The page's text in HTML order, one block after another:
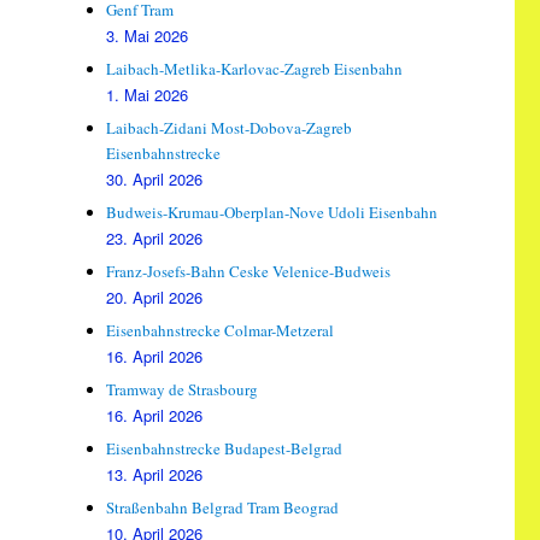
Genf Tram
3. Mai 2026
Laibach-Metlika-Karlovac-Zagreb Eisenbahn
1. Mai 2026
Laibach-Zidani Most-Dobova-Zagreb
Eisenbahnstrecke
30. April 2026
Budweis-Krumau-Oberplan-Nove Udoli Eisenbahn
23. April 2026
Franz-Josefs-Bahn Ceske Velenice-Budweis
20. April 2026
Eisenbahnstrecke Colmar-Metzeral
16. April 2026
Tramway de Strasbourg
16. April 2026
Eisenbahnstrecke Budapest-Belgrad
13. April 2026
Straßenbahn Belgrad Tram Beograd
10. April 2026